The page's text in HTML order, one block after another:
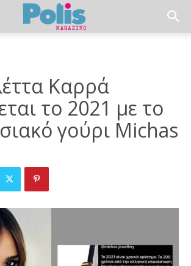
Καρρά
το 2021 με το
γούρι Michas